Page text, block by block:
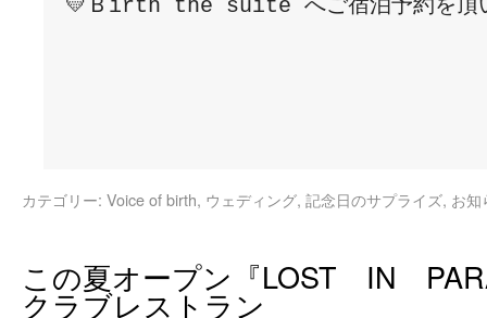
💛Ｂirth the suite へご宿泊予約を頂い
カテゴリー: Voice of birth, ウェディング, 記念日のサプライズ, お知
この夏オープン『LOST IN
クラブレストラン